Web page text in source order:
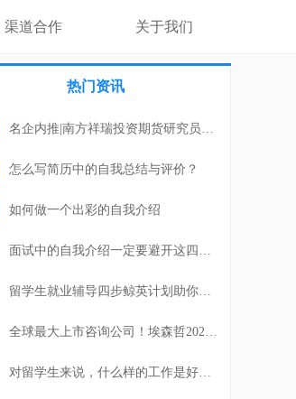
渠道合作 关于我们
热门资讯
名企内推|南方祥瑞投资期货研究员8k-15k —留学生就业辅导平台
怎么写简历中的自我总结与评价？
如何做一个出彩的自我介绍
面试中的自我介绍一定要避开这四大坑
留学生就业辅导四步鲸英计划助你顺利拿名企Offer
全球最大上市咨询公司！埃森哲2022校园招聘正式启动！
对留学生来说，什么样的工作是好工作？